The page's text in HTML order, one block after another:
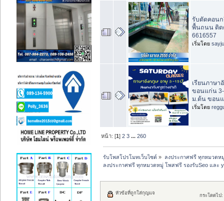
รับตัดคอนก
พื้นถนน ติด
6616557
เริ่มโดย
เรียนภาษา
ขอนแก่น 3-
ม.ต้น ขอน
เริ่มโดย
หน้า: [1]2 3 ...260
รับโพสโปรโมทเว็บไซต์ » ลงประกาศฟรี ทุกหมวดห
ลงประกาศฟรี ทุกหมวดหมู่ โพสฟรี รองรับSeo และ
กระโดดไป:
หัวข้อที่ถูกใส่กุญแจ